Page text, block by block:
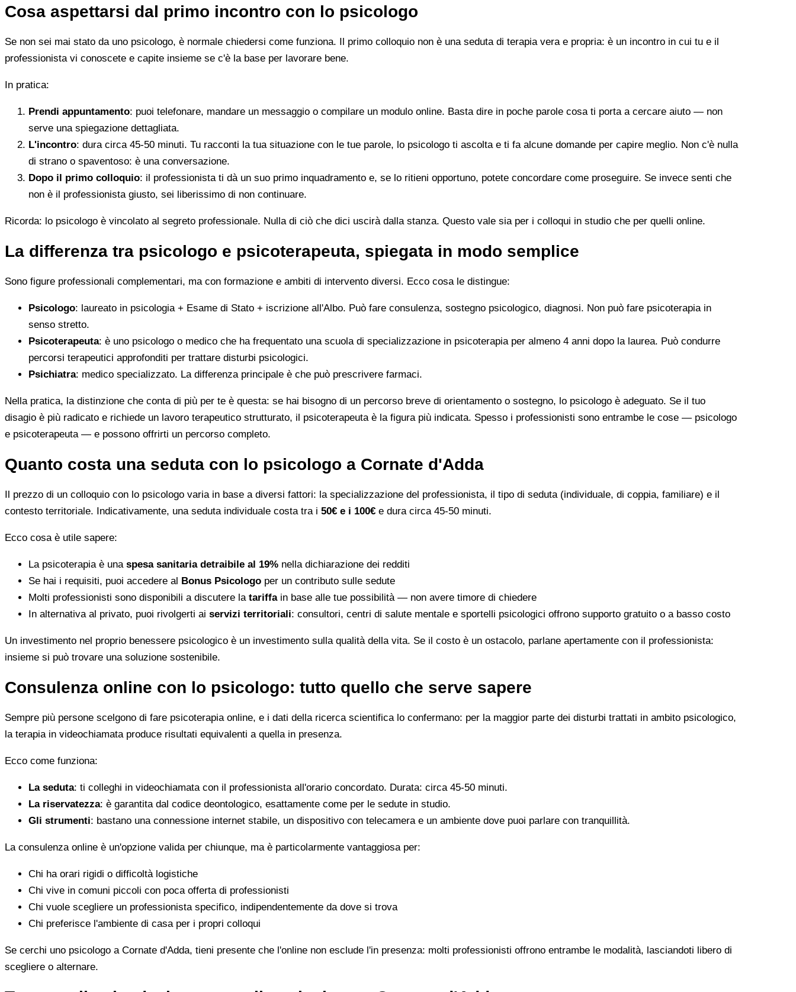
Cosa aspettarsi dal primo incontro con lo psicologo
Se non sei mai stato da uno psicologo, è normale chiedersi come funziona. Il primo colloquio non è una seduta di terapia vera e propria: è un incontro in cui tu e il
professionista vi conoscete e capite insieme se c'è la base per lavorare bene.
In pratica:
Prendi appuntamento: puoi telefonare, mandare un messaggio o compilare un modulo online. Basta dire in poche parole cosa ti porta a cercare aiuto — non
serve una spiegazione dettagliata.
L'incontro: dura circa 45-50 minuti. Tu racconti la tua situazione con le tue parole, lo psicologo ti ascolta e ti fa alcune domande per capire meglio. Non c'è nulla
di strano o spaventoso: è una conversazione.
Dopo il primo colloquio: il professionista ti dà un suo primo inquadramento e, se lo ritieni opportuno, potete concordare come proseguire. Se invece senti che
non è il professionista giusto, sei liberissimo di non continuare.
Ricorda: lo psicologo è vincolato al segreto professionale. Nulla di ciò che dici uscirà dalla stanza. Questo vale sia per i colloqui in studio che per quelli online.
La differenza tra psicologo e psicoterapeuta, spiegata in modo semplice
Sono figure professionali complementari, ma con formazione e ambiti di intervento diversi. Ecco cosa le distingue:
Psicologo: laureato in psicologia + Esame di Stato + iscrizione all'Albo. Può fare consulenza, sostegno psicologico, diagnosi. Non può fare psicoterapia in
senso stretto.
Psicoterapeuta: è uno psicologo o medico che ha frequentato una scuola di specializzazione in psicoterapia per almeno 4 anni dopo la laurea. Può condurre
percorsi terapeutici approfonditi per trattare disturbi psicologici.
Psichiatra: medico specializzato. La differenza principale è che può prescrivere farmaci.
Nella pratica, la distinzione che conta di più per te è questa: se hai bisogno di un percorso breve di orientamento o sostegno, lo psicologo è adeguato. Se il tuo
disagio è più radicato e richiede un lavoro terapeutico strutturato, il psicoterapeuta è la figura più indicata. Spesso i professionisti sono entrambe le cose — psicologo
e psicoterapeuta — e possono offrirti un percorso completo.
Quanto costa una seduta con lo psicologo a Cornate d'Adda
Il prezzo di un colloquio con lo psicologo varia in base a diversi fattori: la specializzazione del professionista, il tipo di seduta (individuale, di coppia, familiare) e il
contesto territoriale. Indicativamente, una seduta individuale costa tra i 50€ e i 100€ e dura circa 45-50 minuti.
Ecco cosa è utile sapere:
La psicoterapia è una spesa sanitaria detraibile al 19% nella dichiarazione dei redditi
Se hai i requisiti, puoi accedere al Bonus Psicologo per un contributo sulle sedute
Molti professionisti sono disponibili a discutere la tariffain base alle tue possibilità — non avere timore di chiedere
In alternativa al privato, puoi rivolgerti ai servizi territoriali: consultori, centri di salute mentale e sportelli psicologici offrono supporto gratuito o a basso costo
Un investimento nel proprio benessere psicologico è un investimento sulla qualità della vita. Se il costo è un ostacolo, parlane apertamente con il professionista:
insieme si può trovare una soluzione sostenibile.
Consulenza online con lo psicologo: tutto quello che serve sapere
Sempre più persone scelgono di fare psicoterapia online, e i dati della ricerca scientifica lo confermano: per la maggior parte dei disturbi trattati in ambito psicologico,
la terapia in videochiamata produce risultati equivalenti a quella in presenza.
Ecco come funziona:
La seduta: ti colleghi in videochiamata con il professionista all'orario concordato. Durata: circa 45-50 minuti.
La riservatezza: è garantita dal codice deontologico, esattamente come per le sedute in studio.
Gli strumenti: bastano una connessione internet stabile, un dispositivo con telecamera e un ambiente dove puoi parlare con tranquillità.
La consulenza online è un'opzione valida per chiunque, ma è particolarmente vantaggiosa per:
Chi ha orari rigidi o difficoltà logistiche
Chi vive in comuni piccoli con poca offerta di professionisti
Chi vuole scegliere un professionista specifico, indipendentemente da dove si trova
Chi preferisce l'ambiente di casa per i propri colloqui
Se cerchi uno psicologo a Cornate d'Adda, tieni presente che l'online non esclude l'in presenza: molti professionisti offrono entrambe le modalità, lasciandoti libero di
scegliere o alternare.